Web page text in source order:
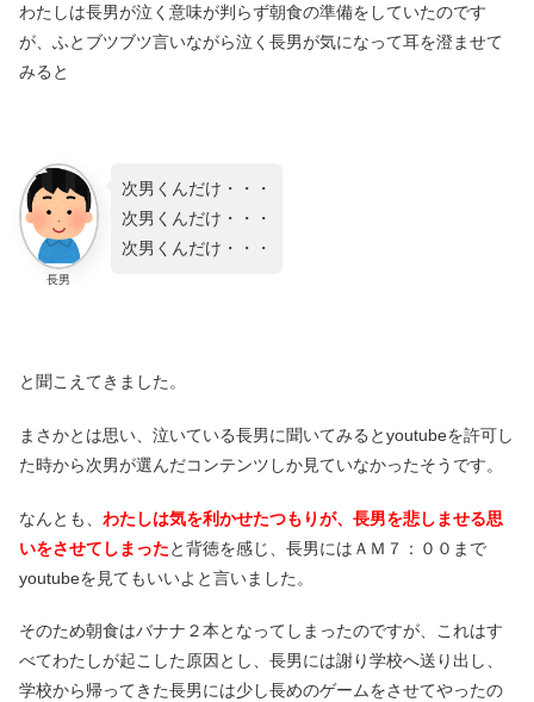
わたしは長男が泣く意味が判らず朝食の準備をしていたのです
が、ふとブツブツ言いながら泣く長男が気になって耳を澄ませて
みると
長男
次男くんだけ・・・
次男くんだけ・・・
次男くんだけ・・・
と聞こえてきました。
まさかとは思い、泣いている長男に聞いてみるとyoutubeを許可し
た時から次男が選んだコンテンツしか見ていなかったそうです。
なんとも、 わたしは気を利かせたつもりが、長男を悲しませる思
いをさせてしまったと背徳を感じ、長男にはＡＭ７：００まで
youtubeを見てもいいよと言いました。
そのため朝食はバナナ２本となってしまったのですが、これはす
べてわたしが起こした原因とし、長男には謝り学校へ送り出し、
学校から帰ってきた長男には少し長めのゲームをさせてやったの